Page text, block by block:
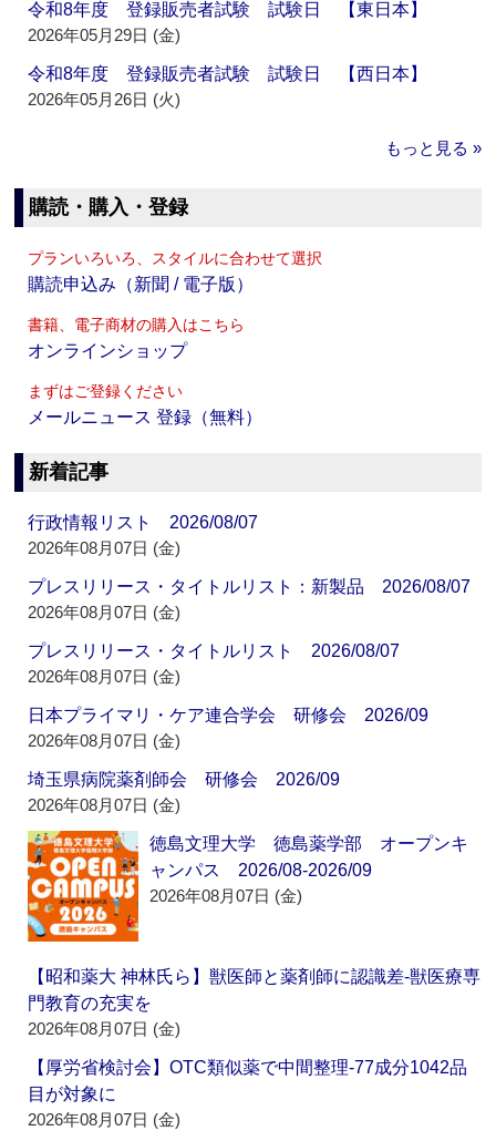
令和8年度 登録販売者試験 試験日 【東日本】
2026年05月29日 (金)
令和8年度 登録販売者試験 試験日 【西日本】
2026年05月26日 (火)
もっと見る »
購読・購入・登録
プランいろいろ、スタイルに合わせて選択
購読申込み（新聞 / 電子版）
書籍、電子商材の購入はこちら
オンラインショップ
まずはご登録ください
メールニュース 登録（無料）
新着記事
行政情報リスト 2026/08/07
2026年08月07日 (金)
プレスリリース・タイトルリスト：新製品 2026/08/07
2026年08月07日 (金)
プレスリリース・タイトルリスト 2026/08/07
2026年08月07日 (金)
日本プライマリ・ケア連合学会 研修会 2026/09
2026年08月07日 (金)
埼玉県病院薬剤師会 研修会 2026/09
2026年08月07日 (金)
徳島文理大学 徳島薬学部 オープンキ
ャンパス 2026/08-2026/09
2026年08月07日 (金)
【昭和薬大 神林氏ら】獣医師と薬剤師に認識差‐獣医療専
門教育の充実を
2026年08月07日 (金)
【厚労省検討会】OTC類似薬で中間整理‐77成分1042品
目が対象に
2026年08月07日 (金)